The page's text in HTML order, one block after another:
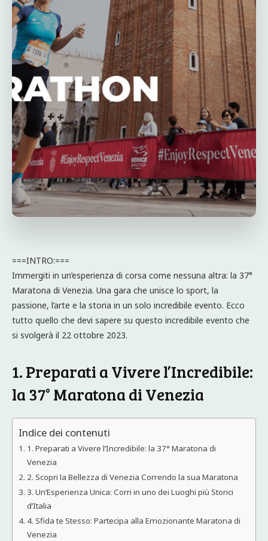
===INTRO:===
Immergiti in un’esperienza di corsa come nessuna altra: la 37°
Maratona di Venezia. Una gara che unisce lo sport, la
passione, l’arte e la storia in un solo incredibile evento. Ecco
tutto quello che devi sapere su questo incredibile evento che
si svolgerà il 22 ottobre 2023.
1. Preparati a Vivere l’Incredibile:
la 37° Maratona di Venezia
Indice dei contenuti
1. Preparati a Vivere l’Incredibile: la 37° Maratona di
Venezia
2. Scopri la Bellezza di Venezia Correndo la sua Maratona
3. Un’Esperienza Unica: Corri in uno dei Luoghi più Storici
d’Italia
4. Sfida te Stesso: Partecipa alla Emozionante Maratona di
Venezia